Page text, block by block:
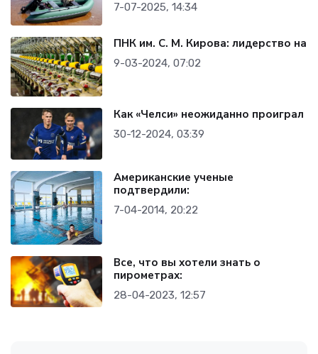
7-07-2025, 14:34
ПНК им. С. М. Кирова: лидерство на
9-03-2024, 07:02
Как «Челси» неожиданно проиграл
30-12-2024, 03:39
Американские ученые
подтвердили:
7-04-2014, 20:22
Все, что вы хотели знать о
пирометрах:
28-04-2023, 12:57